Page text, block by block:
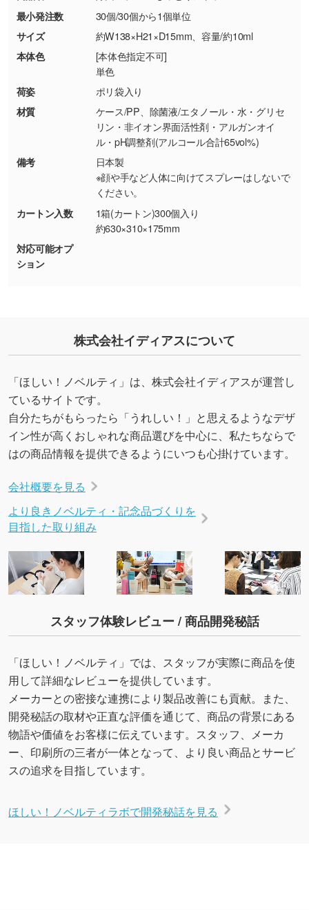
DIC・PANTONEなどのカラーチップの指定や、
現物支給による色指定も承っております。→
しく見る
・背景がある画像からキャラクター部分だけを
シンプルな背景のデータや、使いたいキャラク
ター部分の輪郭がはっきりしているデータは切
り抜き処理が可能です。→
・持っているデータの背景が足りない／塗り足
しの作り方が分からない
印刷したいデータが印刷範囲よりも小さい場
合、シンプルな色・柄の背景であれば拡張が可
能です。→
いたします。配置のご相談にも応じています。
・お客様の元で商品を加工された場合、または
商品が破損した場合
・商品到着後7日以上経過している場合
・お客様のご都合による返品・交換依頼(商
品・色・数量などの注文間違い等)
最小発注数
30個/30個から1個単位
サイズ
約W138×H21×D15mm、容量/約10ml
本体色
[本体色指定不可]
単色
荷姿
ポリ袋入り
材質
ケース/PP、除菌液/エタノール・水・グリセ
リン・非イオン界面活性剤・アルガンオイ
ル・pH調整剤(アルコール合計65vol%)
備考
日本製
※顔や手など人体に向けてスプレーはしないで
ください。
カートン入数
1箱(カートン)300個入り
約630×310×175mm
対応可能オプ
ション
株式会社イディアスについて
「ほしい！ノベルティ」は、株式会社イディアスが運営し
ているサイトです。
自分たちがもらったら「うれしい！」と思えるようなデザ
イン性が高くおしゃれな商品選びを中心に、私たちならで
はの商品情報を提供できるようにいつも心掛けています。
会社概要を見る
より良きノベルティ・記念品づくりを
目指した取り組み
スタッフ体験レビュー / 商品開発秘話
「ほしい！ノベルティ」では、スタッフが実際に商品を使
用して詳細なレビューを提供しています。
メーカーとの密接な連携により製品改善にも貢献。また、
開発秘話の取材や正直な評価を通じて、商品の背景にある
物語や価値をお客様に伝えています。スタッフ、メーカ
ー、印刷所の三者が一体となって、より良い商品とサービ
スの追求を目指しています。
ほしい！ノベルティラボで開発秘話を見る